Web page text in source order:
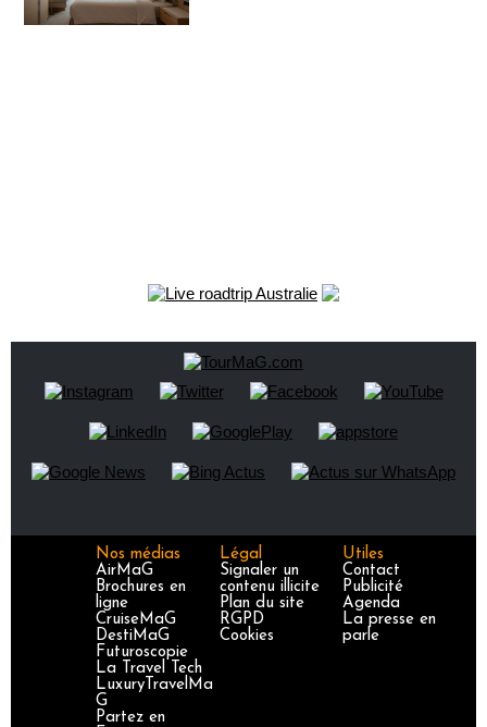
Nos médias
AirMaG
Brochures en
ligne
CruiseMaG
DestiMaG
Futuroscopie
La Travel Tech
LuxuryTravelMa
G
Partez en
Légal
Signaler un
contenu illicite
Plan du site
RGPD
Cookies
Utiles
Contact
Publicité
Agenda
La presse en
parle